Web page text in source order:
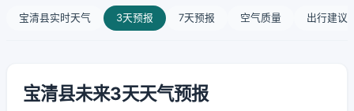
宝清县实时天气 3天预报 7天预报 空气质量 出行建议
宝清县未来3天天气预报